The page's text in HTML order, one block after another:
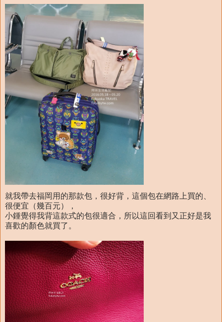
就我帶去福岡用的那款包，很好背，這個包在網路上買的、
很便宜（幾百元），
小鍾覺得我背這款式的包很適合，所以這回看到又正好是我
喜歡的顏色就買了。